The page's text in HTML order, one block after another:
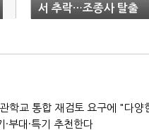
서 추락…조종사 탈출
부대·특기 추천한다